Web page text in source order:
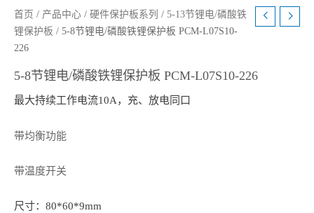
首页 / 产品中心 / 硬件保护板系列 / 5-13节锂电/磷酸铁
锂保护板 / 5-8节锂电/磷酸铁锂保护板 PCM-L07S10-
226
5-8节锂电/磷酸铁锂保护板 PCM-L07S10-226
最大持续工作电流10A，充、放电同口
带均衡功能
带温度开关
尺寸：80*60*9mm